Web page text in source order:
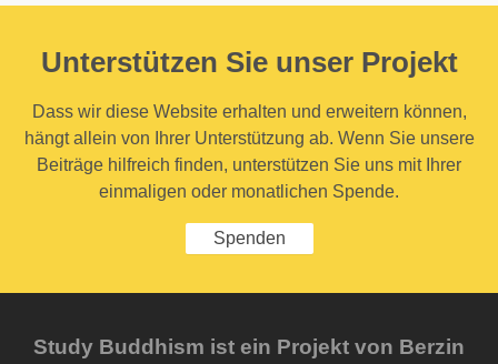
Unterstützen Sie unser Projekt
Dass wir diese Website erhalten und erweitern können,
hängt allein von Ihrer Unterstützung ab. Wenn Sie unsere
Beiträge hilfreich finden, unterstützen Sie uns mit Ihrer
einmaligen oder monatlichen Spende.
Spenden
Study Buddhism ist ein Projekt von Berzin